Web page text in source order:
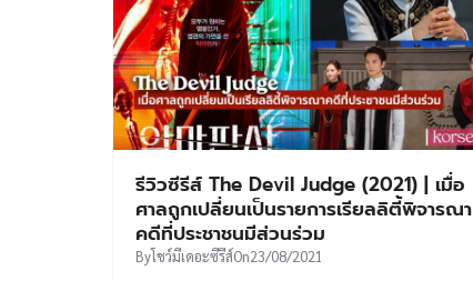
รีวิวซีรีส์ The Devil Judge (2021) | เมื่อ
ศาลถูกเปลี่ยนเป็นรายการเรียลลิตี้พิจารณา
คดีที่ประชาชนมีส่วนร่วม
Byโชว์มีเดอะซีรีส์On23/08/2021